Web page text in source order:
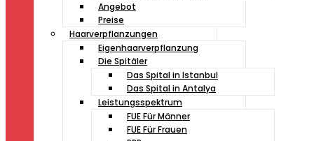
Angebot
Preise
Haarverpflanzungen
Eigenhaarverpflanzung
Die Spitäler
Das Spital in Istanbul
Das Spital in Antalya
Leistungsspektrum
FUE Für Männer
FUE Für Frauen